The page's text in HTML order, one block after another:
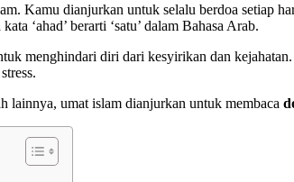
Kamu dianjurkan untuk selalu berdoa setiap
‘ahad’ berarti ‘satu’ dalam Bahasa Arab.
menghindari diri dari kesyirikan dan
umat islam dianjurkan untuk membaca